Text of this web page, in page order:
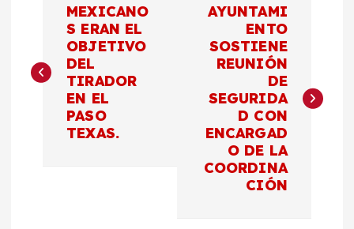
v
MEXICANO
S ERAN EL
OBJETIVO
DEL
TIRADOR
EN EL
PASO
TEXAS.
AYUNTAMI
ENTO
SOSTIENE
REUNIÓN
DE
SEGURIDA
D CON
ENCARGAD
O DE LA
COORDINA
CIÓN